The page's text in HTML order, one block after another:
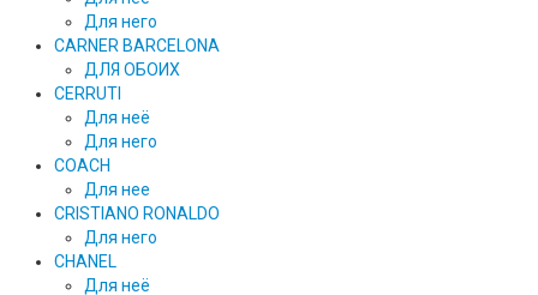
Для него
CARNER BARCELONA
ДЛЯ ОБОИХ
CERRUTI
Для неё
Для него
COACH
Для нее
CRISTIANO RONALDO
Для него
CHANEL
Для неё